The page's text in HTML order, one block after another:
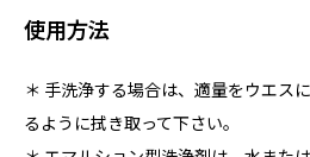
使用方法
＊ 手洗浄する場合は、適量をウエス
るように拭き取って下さい。